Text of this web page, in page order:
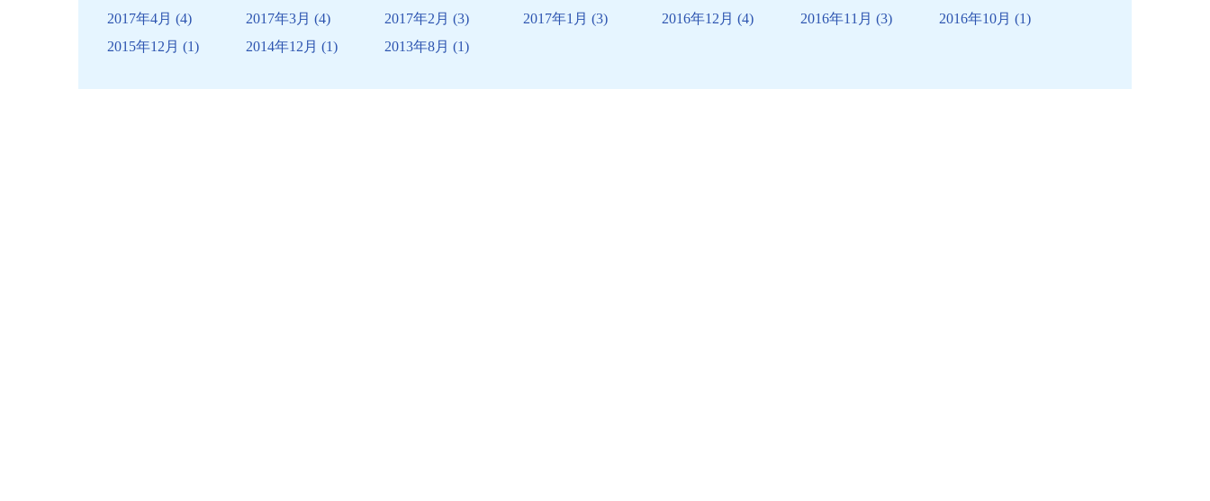
2017年4月 (4) 2017年3月 (4) 2017年2月 (3) 2017年1月 (3) 2016年12月 (4) 2016年11月 (3) 2016年10月 (1)
2015年12月 (1) 2014年12月 (1) 2013年8月 (1)